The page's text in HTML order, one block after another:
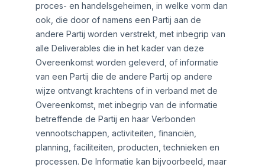
proces- en handelsgeheimen, in welke vorm dan
ook, die door of namens een Partij aan de
andere Partij worden verstrekt, met inbegrip van
alle Deliverables die in het kader van deze
Overeenkomst worden geleverd, of informatie
van een Partij die de andere Partij op andere
wijze ontvangt krachtens of in verband met de
Overeenkomst, met inbegrip van de informatie
betreffende de Partij en haar Verbonden
vennootschappen, activiteiten, financiën,
planning, faciliteiten, producten, technieken en
processen. De Informatie kan bijvoorbeeld, maar